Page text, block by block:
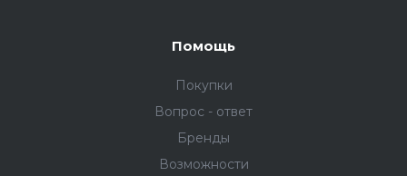
Помощь
Покупки
Вопрос - ответ
Бренды
Возможности